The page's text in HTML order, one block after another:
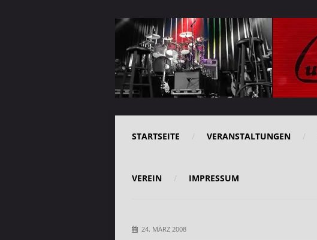
STARTSEITE VERANSTALTUNGEN
VEREIN IMPRESSUM
24. MÄRZ 2008